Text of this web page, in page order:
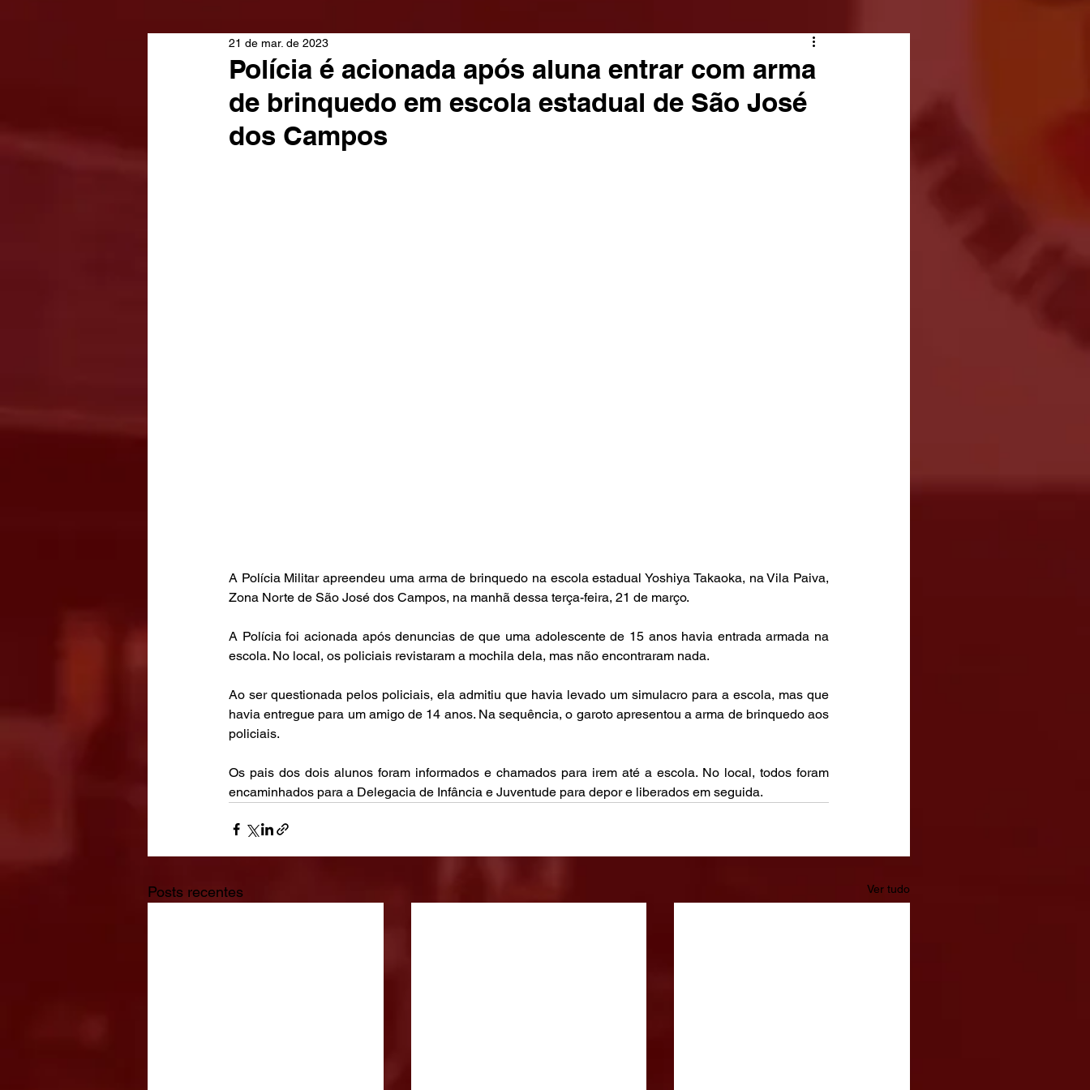
Polícia é acionada após aluna entrar com arma
de brinquedo em escola estadual de São José
dos Campos
21 de mar. de 2023
A Polícia Militar apreendeu uma arma de brinquedo na escola estadual Yoshiya Takaoka, na Vila Paiva,
Zona Norte de São José dos Campos, na manhã dessa terça-feira, 21 de março.
A Polícia foi acionada após denuncias de que uma adolescente de 15 anos havia entrada armada na
escola. No local, os policiais revistaram a mochila dela, mas não encontraram nada.
Ao ser questionada pelos policiais, ela admitiu que havia levado um simulacro para a escola, mas que
havia entregue para um amigo de 14 anos. Na sequência, o garoto apresentou a arma de brinquedo aos
policiais.
Os pais dos dois alunos foram informados e chamados para irem até a escola. No local, todos foram
encaminhados para a Delegacia de Infância e Juventude para depor e liberados em seguida.
Posts recentes Ver tudo